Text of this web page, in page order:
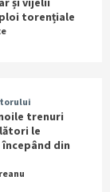
torențiale
trenuri
le
din